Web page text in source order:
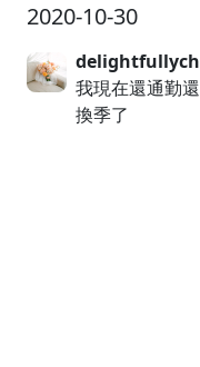
2020-10-30
我現在還通勤
換季了